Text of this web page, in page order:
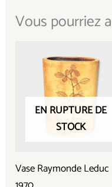
Vous pourriez
EN RUPTURE DE
STOCK
Vase Raymonde Leduc